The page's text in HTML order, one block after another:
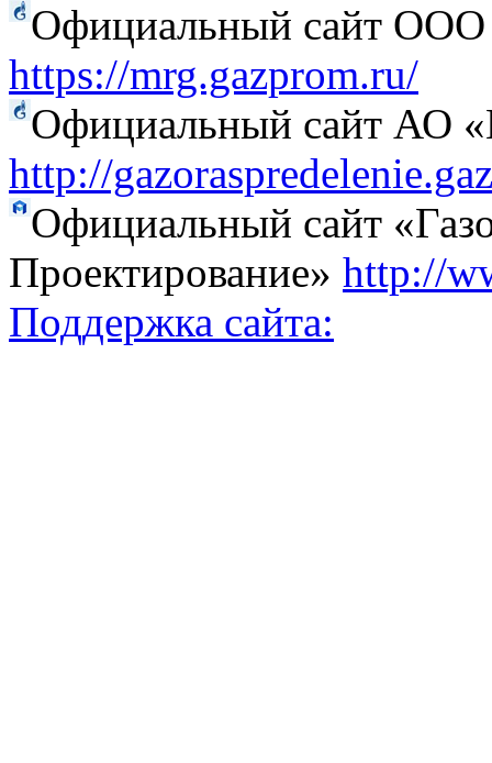
Официальный сайт ООО
https://mrg.gazprom.ru/
Официальный сайт АО
http://
Официальный сайт
Проектирование» http://
Поддержка сайта: